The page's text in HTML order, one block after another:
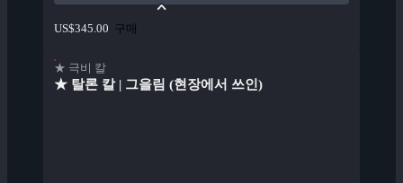
US$345.00 구매
★ 극비 칼
★ 탈론 칼 | 그을림 (현장에서 쓰인)